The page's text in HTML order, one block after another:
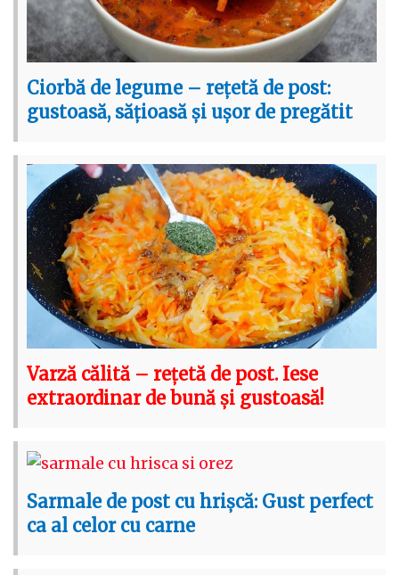
Ciorbă de legume – rețetă de post:
gustoasă, sățioasă și ușor de pregătit
Varză călită – rețetă de post. Iese
extraordinar de bună și gustoasă!
Sarmale de post cu hrișcă: Gust perfect
ca al celor cu carne